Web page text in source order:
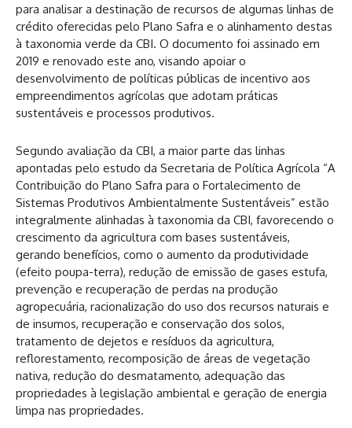
para analisar a destinação de recursos de algumas linhas de
crédito oferecidas pelo Plano Safra e o alinhamento destas
à taxonomia verde da CBI. O documento foi assinado em
2019 e renovado este ano, visando apoiar o
desenvolvimento de políticas públicas de incentivo aos
empreendimentos agrícolas que adotam práticas
sustentáveis e processos produtivos.
Segundo avaliação da CBI, a maior parte das linhas
apontadas pelo estudo da Secretaria de Política Agrícola “A
Contribuição do Plano Safra para o Fortalecimento de
Sistemas Produtivos Ambientalmente Sustentáveis” estão
integralmente alinhadas à taxonomia da CBI, favorecendo o
crescimento da agricultura com bases sustentáveis,
gerando benefícios, como o aumento da produtividade
(efeito poupa-terra), redução de emissão de gases estufa,
prevenção e recuperação de perdas na produção
agropecuária, racionalização do uso dos recursos naturais e
de insumos, recuperação e conservação dos solos,
tratamento de dejetos e resíduos da agricultura,
reflorestamento, recomposição de áreas de vegetação
nativa, redução do desmatamento, adequação das
propriedades à legislação ambiental e geração de energia
limpa nas propriedades.